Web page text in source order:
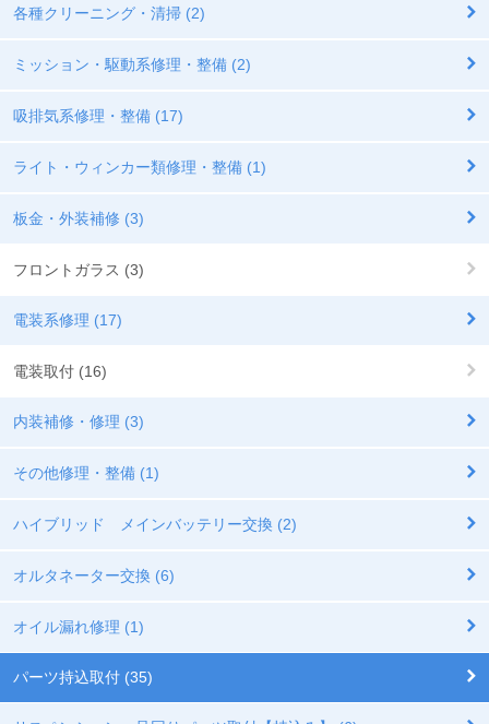
各種クリーニング・清掃 (2)
ミッション・駆動系修理・整備 (2)
吸排気系修理・整備 (17)
ライト・ウィンカー類修理・整備 (1)
板金・外装補修 (3)
フロントガラス (3)
電装系修理 (17)
電装取付 (16)
内装補修・修理 (3)
その他修理・整備 (1)
ハイブリッド メインバッテリー交換 (2)
オルタネーター交換 (6)
オイル漏れ修理 (1)
パーツ持込取付 (35)